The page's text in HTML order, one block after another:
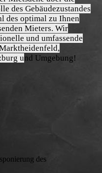
des Gebäudezustandes
des optimal zu Ihnen
Mieters. Wir
und umfassende
und Umgebung!
des